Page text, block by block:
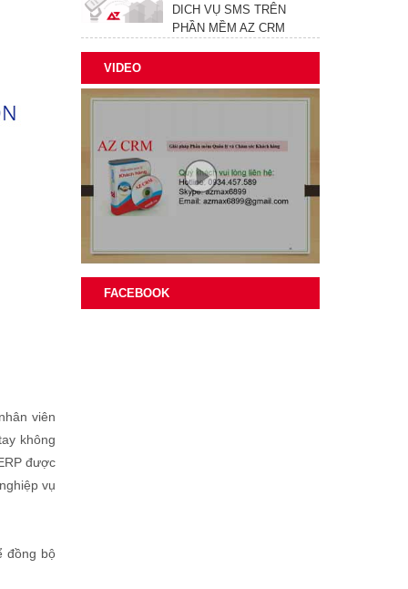
DICH VỤ SMS TRÊN
PHẦN MỀM AZ CRM
VIDEO
FACEBOOK
viên
không
được
vụ
đồng bộ